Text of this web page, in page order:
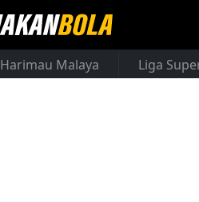
Harimau Malaya Liga